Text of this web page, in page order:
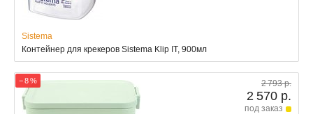
Sistema
Контейнер для крекеров Sistema Klip IT, 900мл
− 8 % 2 793 р.
2 570 р.
под заказ